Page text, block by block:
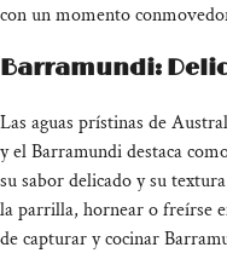
con un momento
Barramundi:
Las aguas prístinas de
y el Barramundi destaca
su sabor delicado y su
la parrilla, hornear o freírse
de capturar y cocinar